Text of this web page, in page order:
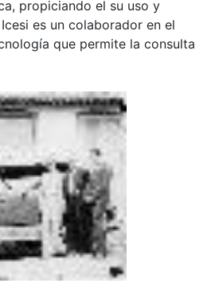
propiciando el su uso y
es un colaborador en el
que permite la consulta